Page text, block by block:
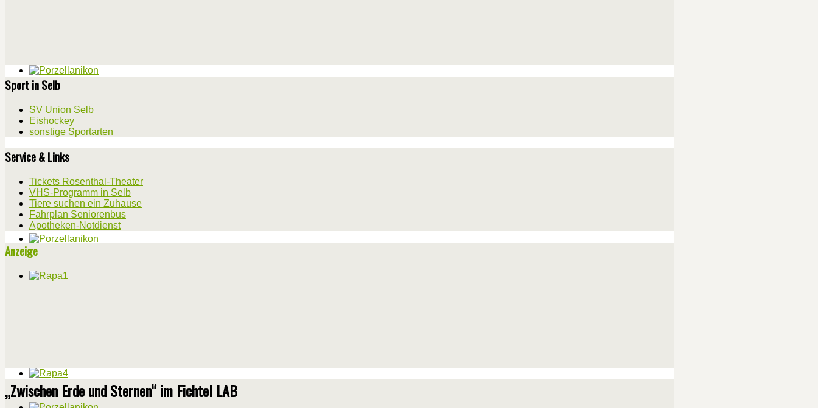
Sport in Selb
SV Union Selb
Eishockey
sonstige Sportarten
Service & Links
Tickets Rosenthal-Theater
VHS-Programm in Selb
Tiere suchen ein Zuhause
Fahrplan Seniorenbus
Apotheken-Notdienst
Anzeige
„Zwischen Erde und Sternen“ im Fichtel LAB